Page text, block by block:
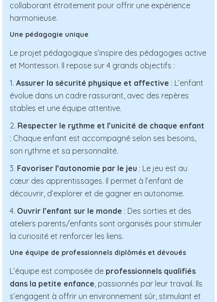
collaborant étroitement pour offrir une expérience
harmonieuse.
Une pédagogie unique
Le projet pédagogique s’inspire des pédagogies active
et Montessori. Il repose sur 4 grands objectifs :
1. Assurer la sécurité physique et affective : L’enfant
évolue dans un cadre rassurant, avec des repères
stables et une équipe attentive.
2. Respecter le rythme et l’unicité de chaque enfant
: Chaque enfant est accompagné selon ses besoins,
son rythme et sa personnalité.
3. Favoriser l’autonomie par le jeu : Le jeu est au
cœur des apprentissages. Il permet à l’enfant de
découvrir, d’explorer et de gagner en autonomie.
4. Ouvrir l’enfant sur le monde : Des sorties et des
ateliers parents/enfants sont organisés pour stimuler
la curiosité et renforcer les liens.
Une équipe de professionnels diplômés et dévoués
L’équipe est composée de professionnels qualifiés
dans la petite enfance, passionnés par leur travail. Ils
s’engagent à offrir un environnement sûr, stimulant et